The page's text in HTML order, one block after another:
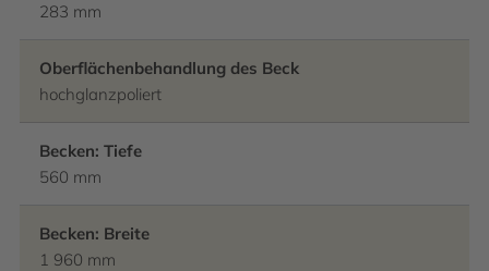
283 mm
Oberflächenbehandlung des Beck
hochglanzpoliert
Becken: Tiefe
560 mm
Becken: Breite
1 960 mm